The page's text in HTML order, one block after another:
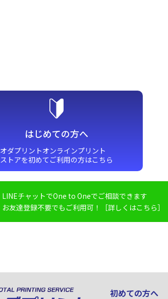
はじめての方へ
オダプリントオンラインプリント
ストアを初めてご利用の方はこちら
LINEチャットでOne to Oneでご相談できます
お友達登録不要でもご利用可！
［詳しくはこちら］
初めての方へ